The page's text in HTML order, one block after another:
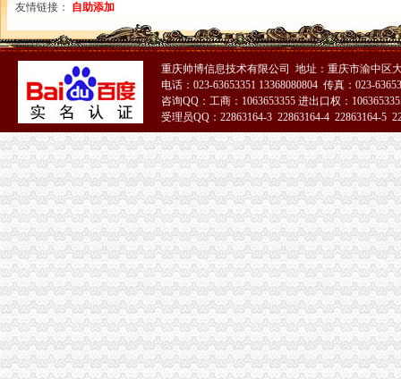
友情链接： 自助添加
重庆帅博信息技术有限公司 地址：重庆市渝中区
电话：023-63653351 13368080804 传真：023-
咨询QQ：工商：1063653355 进出口权：
受理员QQ：22863164-3 22863164-4 22863164-5
51La